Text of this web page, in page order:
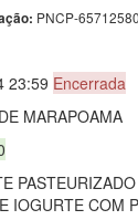
PNCP-
23:59 Encerrada
MARAPOAMA
IOGURTE COM